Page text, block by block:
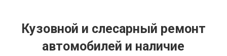
Кузовной и слесарный ремонт
автомобилей и наличие